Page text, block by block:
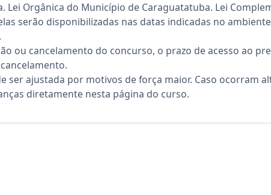
Lei Orgânica do Município de Caraguatatuba. Lei
serão disponibilizadas nas datas indicadas no
ou cancelamento do concurso, o prazo de acesso ao
ajustada por motivos de força maior. Caso ocorram
diretamente nesta página do curso.